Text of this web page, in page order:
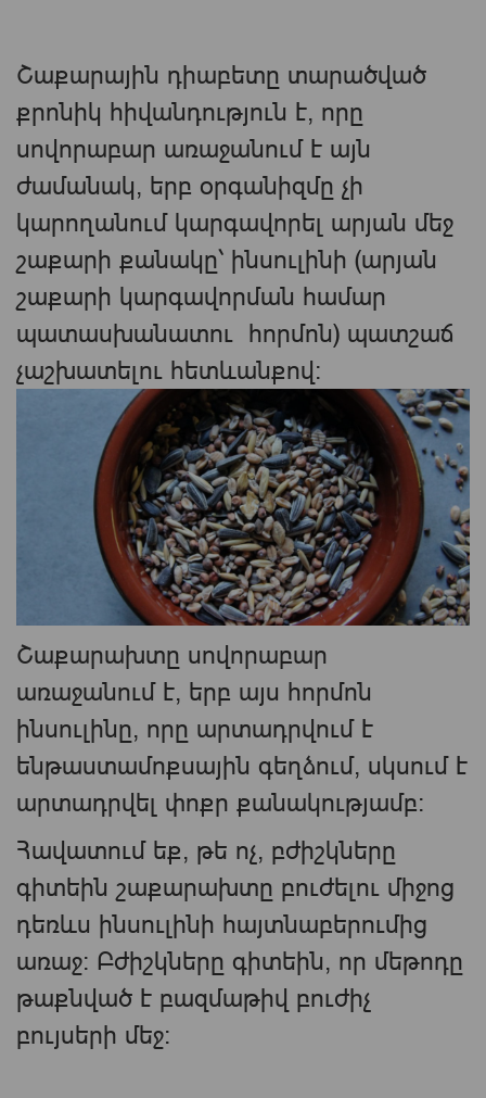
Շաքարային դիաբետը տարածված
քրոնիկ հիվանդություն է, որը
սովորաբար առաջանում է այն
ժամանակ, երբ օրգանիզմը չի
կարողանում կարգավորել արյան մեջ
շաքարի քանակը՝ ինսուլինի (արյան
շաքարի կարգավորման համար
պատասխանատու հորմոն) պատշաճ
չաշխատելու հետևանքով:
Շաքարախտը սովորաբար
առաջանում է, երբ այս հորմոն
ինսուլինը, որը արտադրվում է
ենթաստամոքսային գեղձում, սկսում է
արտադրվել փոքր քանակությամբ:
Հավատում եք, թե ոչ, բժիշկները
գիտեին շաքարախտը բուժելու միջոց
դեռևս ինսուլինի հայտնաբերումից
առաջ: Բժիշկները գիտեին, որ մեթոդը
թաքնված է բազմաթիվ բուժիչ
բույսերի մեջ։